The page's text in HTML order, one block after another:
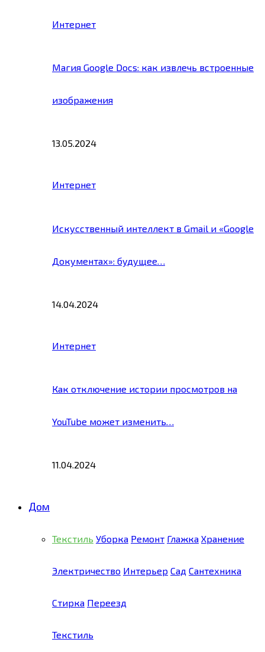
Интернет
Магия Google Docs: как извлечь встроенные
изображения
13.05.2024
Интернет
Искусственный интеллект в Gmail и «Google
Документах»: будущее…
14.04.2024
Интернет
Как отключение истории просмотров на
YouTube может изменить…
11.04.2024
Дом
Текстиль Уборка Ремонт Глажка Хранение
Электричество Интерьер Сад Сантехника
Стирка Переезд
Текстиль